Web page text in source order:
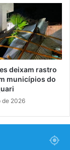
deixam rastro
municípios do
de 2026